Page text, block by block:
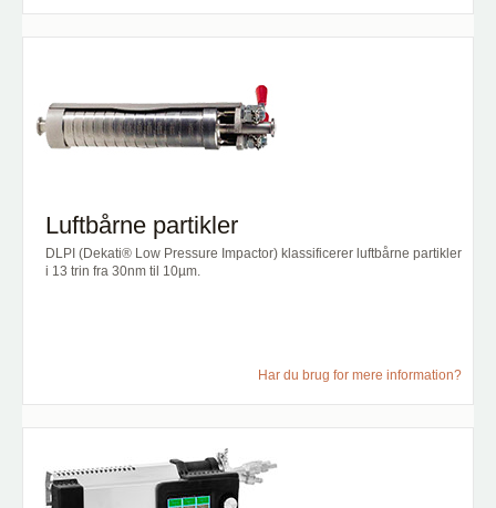
Luftbårne partikler
DLPI (Dekati® Low Pressure Impactor) klassificerer luftbårne partikler
i 13 trin fra 30nm til 10µm.
Har du brug for mere information?